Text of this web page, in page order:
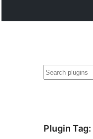
ရှာ
Plugin Tag: